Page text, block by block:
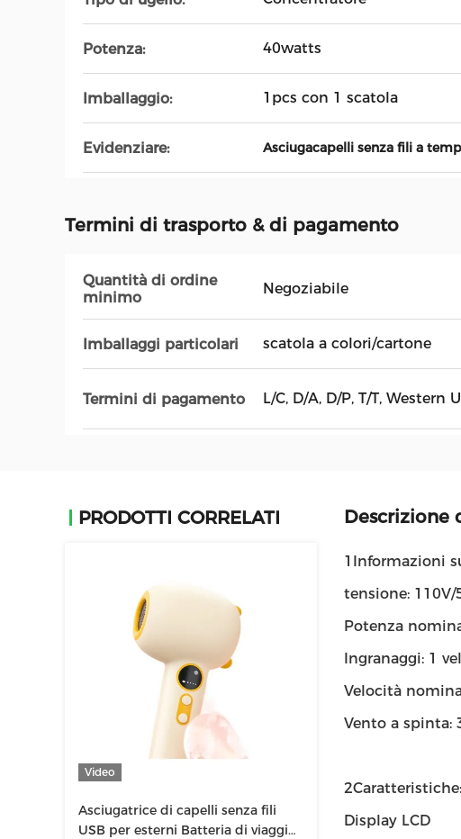
Potenza: 40watts
Imballaggio: 1pcs con 1 scatola
Evidenziare: Asciugacapelli senza fili a
Termini di trasporto & di pagamento
Quantità di ordine
minimo
Negoziabile
Imballaggi particolari scatola a colori/cartone
Termini di pagamento L/C, D/A, D/P, T/T, Western
PRODOTTI CORRELATI
Video
Asciugatrice di capelli senza fili
USB per esterni Batteria di viaggio
Descrizione
1Informazioni
tensione: 110V/
Potenza
Ingranaggi: 1
Velocità
Vento a spinta:
2Caratteristiche:
Display LCD